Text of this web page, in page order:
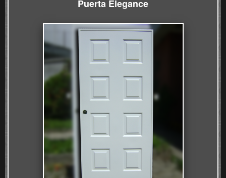
Puerta Elegance